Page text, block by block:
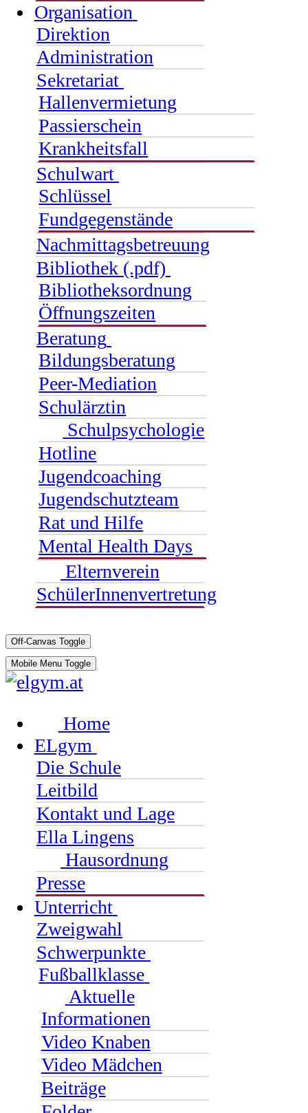
Organisation
Direktion
Administration
Sekretariat
Hallenvermietung
Passierschein
Krankheitsfall
Schulwart
Schlüssel
Fundgegenstände
Nachmittagsbetreuung
Bibliothek (.pdf)
Bibliotheksordnung
Öffnungszeiten
Beratung
Bildungsberatung
Peer-Mediation
Schulärztin
Schulpsychologie
Hotline
Jugendcoaching
Jugendschutzteam
Rat und Hilfe
Mental Health Days
Elternverein
SchülerInnenvertretung
Off-Canvas Toggle
Mobile Menu Toggle
Home
ELgym
Die Schule
Leitbild
Kontakt und Lage
Ella Lingens
Hausordnung
Presse
Unterricht
Zweigwahl
Schwerpunkte
Fußballklasse
Aktuelle
Informationen
Video Knaben
Video Mädchen
Beiträge